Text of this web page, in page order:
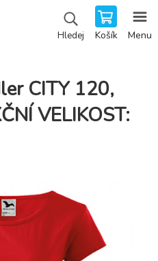
Hledej Košík Menu
CITY 120,
VELIKOST: